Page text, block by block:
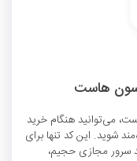
می‌توانید هنگام خرید
تخفیف بهره‌مند شوید. این کد تنها برای
سرور مجازی حجیم،